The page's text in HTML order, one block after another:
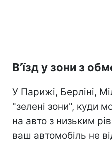
В’їзд у зони з
У Парижі, Берліні,
"зелені зони", куди
на авто з низьким
ваш автомобіль не